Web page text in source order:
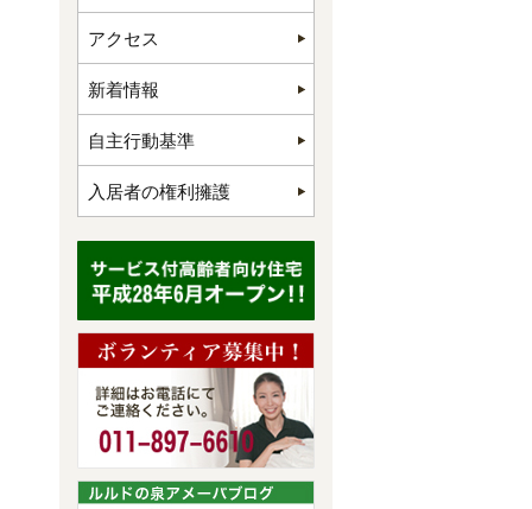
アクセス
新着情報
自主行動基準
入居者の権利擁護